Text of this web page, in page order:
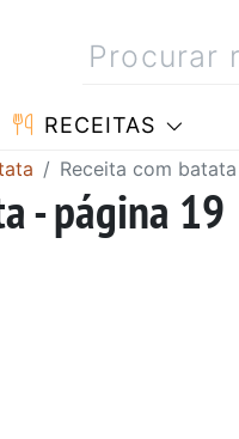
RECEITAS
Receita com
- página 19